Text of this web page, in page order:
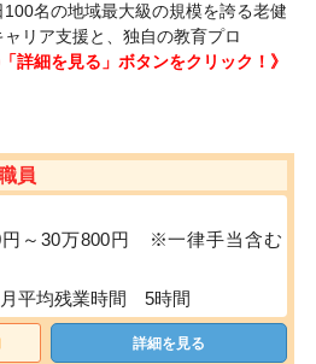
名の地域最大級の規模を誇る老健
リア支援と、独自の教育プロ
細を見る」ボタンをクリック！》
員
円～30万800円 ※一律手当含む
平均残業時間 5時間
詳細を見る